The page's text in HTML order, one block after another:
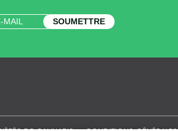
SOUMETTRE